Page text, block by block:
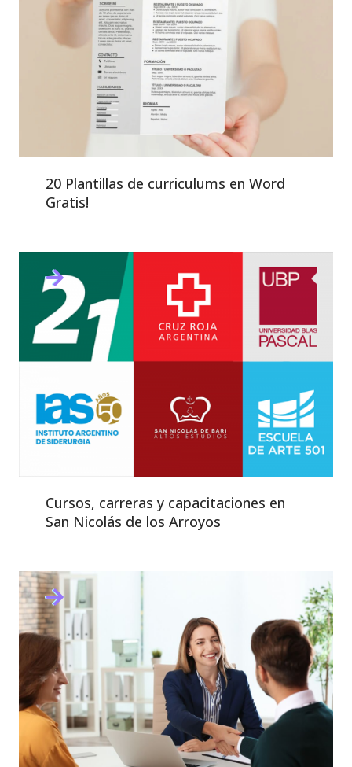
20 Plantillas de curriculums en Word
Gratis!
Cursos, carreras y capacitaciones en
San Nicolás de los Arroyos